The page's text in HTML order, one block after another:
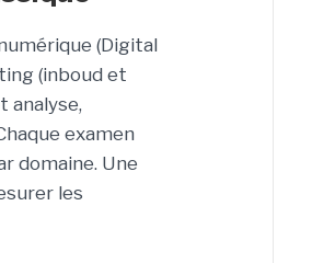
(Digital
(inboud et
analyse,
examen
domaine. Une
les